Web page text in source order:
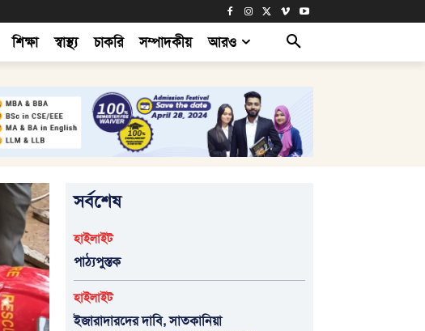
শিক্ষা স্বাস্থ্য চাকরি সম্পাদকীয় আরও
সর্বশেষ
হাইলাইট
পাঠ্যপুস্তক
হাইলাইট
ইজারাদারদের দাবি, সাতকানিয়া